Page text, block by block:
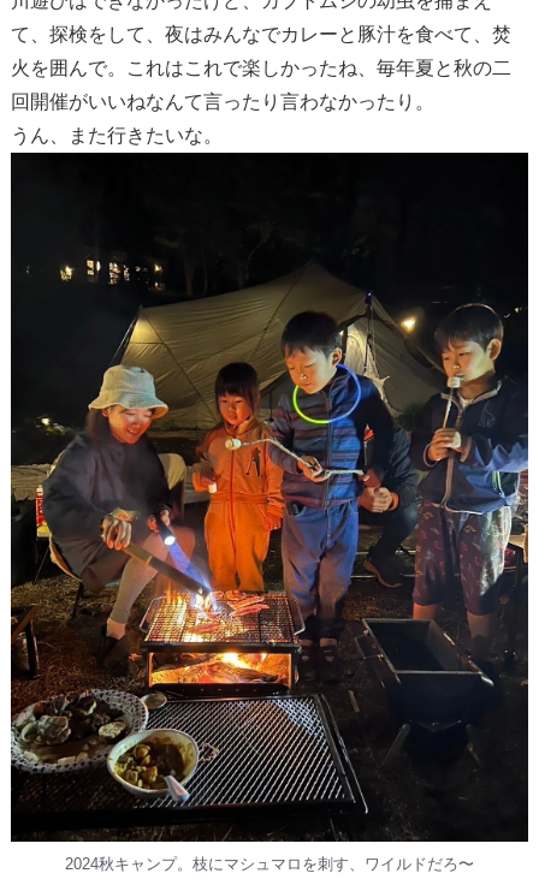
て、探検をして、夜はみんなでカレーと豚汁を食べて、焚
火を囲んで。これはこれで楽しかったね、毎年夏と秋の二
回開催がいいねなんて言ったり言わなかったり。
うん、また行きたいな。
2024秋キャンプ。枝にマシュマロを刺す、ワイルドだろ〜